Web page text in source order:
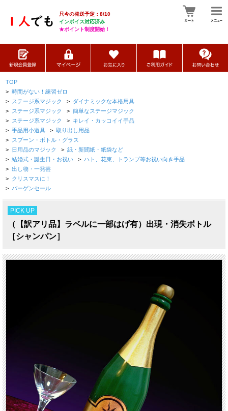
只今の発送予定：8/10
インボイス対応済み
★ポイント制度開始！
TOP
> 時間がない！練習ゼロ
> ステージ系マジック > ダイナミックな本格用具
> ステージ系マジック > 簡単なステージマジック
> ステージ系マジック > キレイ・カッコイイ手品
> 手品用小道具 > 取り出し用品
> スプーン・ボトル・グラス
> 日用品のマジック > 紙・新聞紙・紙袋など
> 結婚式・誕生日・お祝い > ハト、花束、トランプ等お祝い向き手品
> 出し物・一発芸
> クリスマスに！
> バーゲンセール
PICK UP
（【訳アリ品】ラベルに一部はげ有）出現・消失ボトル
［シャンパン］